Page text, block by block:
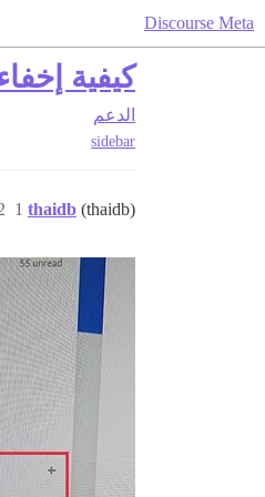
Discourse Meta
كيفية
الدعم
sidebar
thaidb (thaidb) 2 يوليو 1